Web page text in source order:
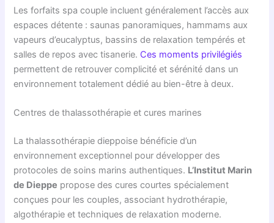
Les forfaits spa couple incluent généralement l’accès aux
espaces détente : saunas panoramiques, hammams aux
vapeurs d’eucalyptus, bassins de relaxation tempérés et
salles de repos avec tisanerie. Ces moments privilégiés
permettent de retrouver complicité et sérénité dans un
environnement totalement dédié au bien-être à deux.
Centres de thalassothérapie et cures marines
La thalassothérapie dieppoise bénéficie d’un
environnement exceptionnel pour développer des
protocoles de soins marins authentiques. L’Institut Marin
de Dieppe propose des cures courtes spécialement
conçues pour les couples, associant hydrothérapie,
algothérapie et techniques de relaxation moderne.